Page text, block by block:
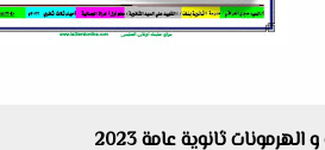
ثانوية عامة 2023